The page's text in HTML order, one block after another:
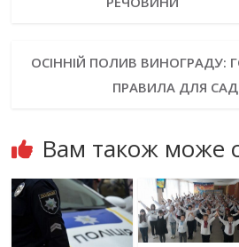
ОСІННІЙ ПОЛИВ ВИНОГРАДУ:
ПРАВИЛА ДЛЯ
Вам також може